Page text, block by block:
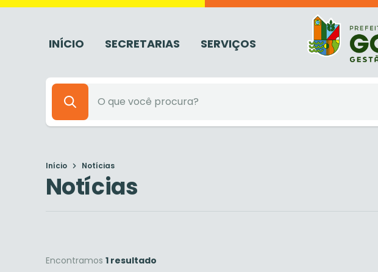
INÍCIO SECRETARIAS SERVIÇOS
Início Notícias
Notícias
Encontramos 1 resultado